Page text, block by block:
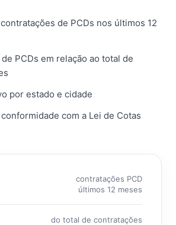
de PCDs nos últimos 12
PCDs em relação ao total de
por estado e cidade
com a Lei de Cotas
contratações PCD
últimos 12 meses
do total de contratações